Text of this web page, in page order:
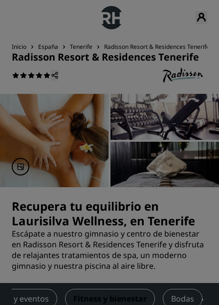
Inicio España Tenerife Radisson Resort & Residences Tenerife
Radisson Resort & Residences Tenerife
Recupera tu equilibrio en
Laurisilva Wellness, en Tenerife
Escápate a nuestro gimnasio y centro de bienestar
en Radisson Resort & Residences Tenerife y disfruta
de relajantes tratamientos de spa, un moderno
gimnasio y nuestra piscina al aire libre.
y eventos Fitness y bienestar Bodas